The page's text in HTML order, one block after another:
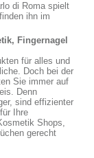
di Roma spielt
ihn im
Fingernagel
für alles und
Doch bei der
Sie immer auf
Denn
sind effizienter
Ihre
Shops,
gerecht